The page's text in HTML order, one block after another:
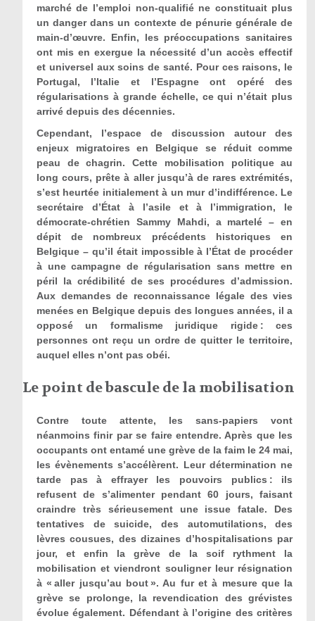
marché de l’emploi non-qualifié ne constituait plus
un danger dans un contexte de pénurie générale de
main-d’œuvre. Enfin, les préoccupations sanitaires
ont mis en exergue la nécessité d’un accès effectif
et universel aux soins de santé. Pour ces raisons, le
Portugal, l’Italie et l’Espagne ont opéré des
régularisations à grande échelle, ce qui n’était plus
arrivé depuis des décennies.
Cependant, l’espace de discussion autour des
enjeux migratoires en Belgique se réduit comme
peau de chagrin. Cette mobilisation politique au
long cours, prête à aller jusqu’à de rares extrémités,
s’est heurtée initialement à un mur d’indifférence. Le
secrétaire d’État à l’asile et à l’immigration, le
démocrate-chrétien Sammy Mahdi, a martelé – en
dépit de nombreux précédents historiques en
Belgique – qu’il était impossible à l’État de procéder
à une campagne de régularisation sans mettre en
péril la crédibilité de ses procédures d’admission.
Aux demandes de reconnaissance légale des vies
menées en Belgique depuis des longues années, il a
opposé un formalisme juridique rigide : ces
personnes ont reçu un ordre de quitter le territoire,
auquel elles n’ont pas obéi.
Le point de bascule de la mobilisation
Contre toute attente, les sans-papiers vont
néanmoins finir par se faire entendre. Après que les
occupants ont entamé une grève de la faim le 24 mai,
les évènements s’accélèrent. Leur détermination ne
tarde pas à effrayer les pouvoirs publics : ils
refusent de s’alimenter pendant 60 jours, faisant
craindre très sérieusement une issue fatale. Des
tentatives de suicide, des automutilations, des
lèvres cousues, des dizaines d’hospitalisations par
jour, et enfin la grève de la soif rythment la
mobilisation et viendront souligner leur résignation
à « aller jusqu’au bout ». Au fur et à mesure que la
grève se prolonge, la revendication des grévistes
évolue également. Défendant à l’origine des critères